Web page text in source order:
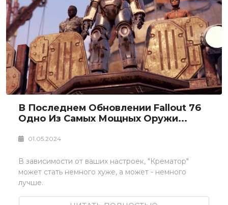
В Последнем Обновлении Fallout 76
Одно Из Самых Мощных Оружи...
01.05.2024
В зависимости от ваших настроек, "Крематор"
может стать немного хуже, а может - немного
лучше.